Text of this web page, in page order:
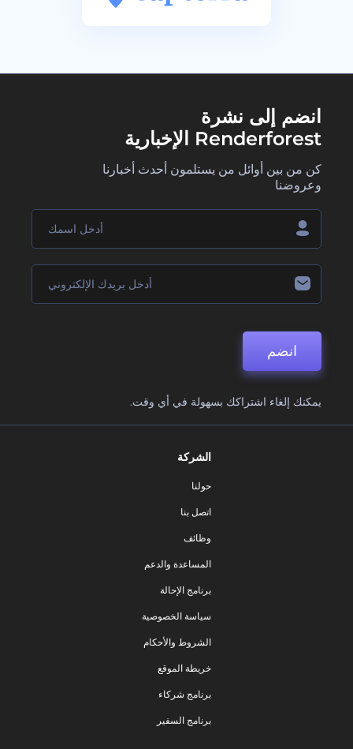
انضم إلى نشرة
Renderforest الإخبارية
كن من بين أوائل من يستلمون أحدث أخبارنا
وعروضنا
انضم
يمكنك إلغاء اشتراكك بسهولة في أي وقت.
الشركة
حولنا
اتصل بنا
وظائف
المساعدة والدعم
برنامج الإحالة
سياسة الخصوصية
الشروط والأحكام
خريطة الموقع
برنامج شركاء
برنامج السفير